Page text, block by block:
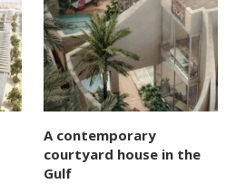
A contemporary
courtyard house in the
Gulf